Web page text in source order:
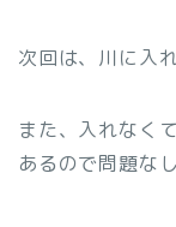
次回は、川に入
また、入れなく
あるので問題な